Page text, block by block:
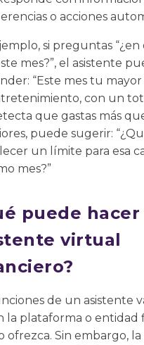
o acciones
si preguntas
mes?”, el asistente
“Este mes tu
con un
que gastas más
puede sugerir:
un límite para esa
mes?”
puede hacer
virtual
de un asistente
la plataforma o entidad
ofrezca. Sin embargo,